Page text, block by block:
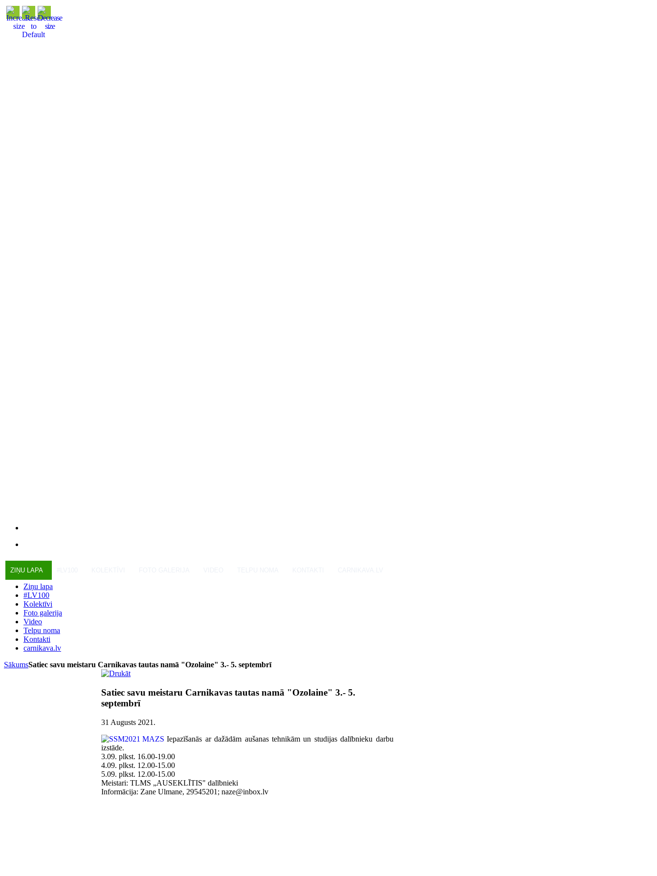
ZIŅU LAPA
Ziņu lapa
#LV100
Kolektīvi
Foto galerija
Video
Telpu noma
Kontakti
carnikava.lv
SākumsSatiec savu meistaru Carnikavas tautas namā "Ozolaine" 3.- 5. septembrī
Satiec savu meistaru Carnikavas tautas namā "Ozolaine" 3.- 5.
septembrī
31 Augusts 2021 .
Iepazīšanās ar dažādām aušanas tehnikām un studijas dalībnieku darbu
izstāde.
3.09. plkst. 16.00-19.00
4.09. plkst. 12.00-15.00
5.09. plkst. 12.00-15.00
Meistari: TLMS „AUSEKLĪTIS" dalībnieki
Informācija: Zane Ulmane, 29545201;